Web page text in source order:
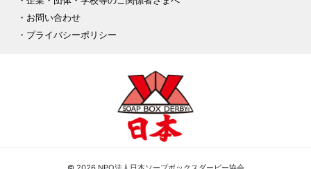
お問い合わせ
プライバシーポリシー